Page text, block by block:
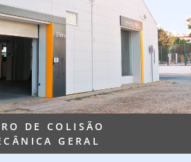
DE COLISÃO
GERAL